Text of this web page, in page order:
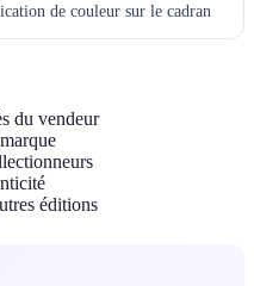
de couleur sur le cadran
du vendeur
éditions